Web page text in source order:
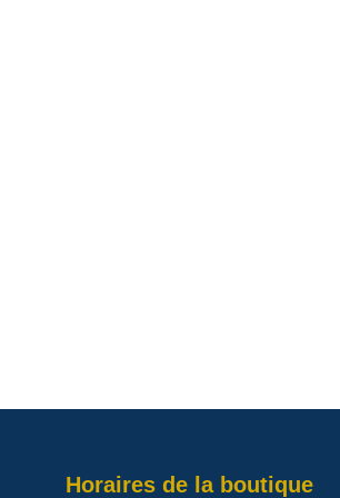
Horaires de la boutique